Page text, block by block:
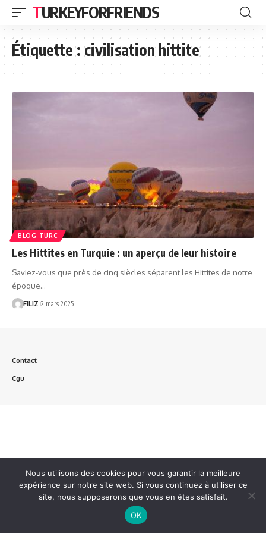
TURKEYFORFRIENDS
Étiquette :civilisation hittite
BLOG TURC
Les Hittites en Turquie : un aperçu de leur histoire
Saviez-vous que près de cinq siècles séparent les Hittites de notre
époque…
FILIZ 2 mars 2025
Contact
Cgu
Nous utilisons des cookies pour vous garantir la meilleure
expérience sur notre site web. Si vous continuez à utiliser ce
site, nous supposerons que vous en êtes satisfait.
OK